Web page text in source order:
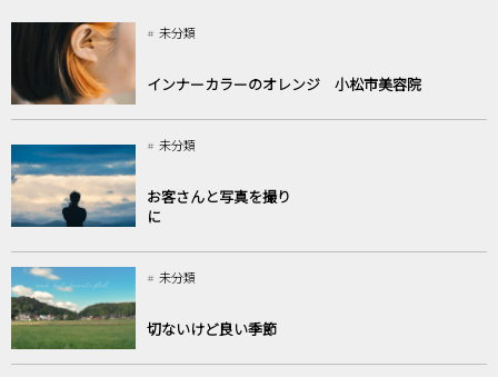
未分類
インナーカラーのオレンジ 小松市美容院
未分類
お客さんと写真を撮り
に
未分類
切ないけど良い季節